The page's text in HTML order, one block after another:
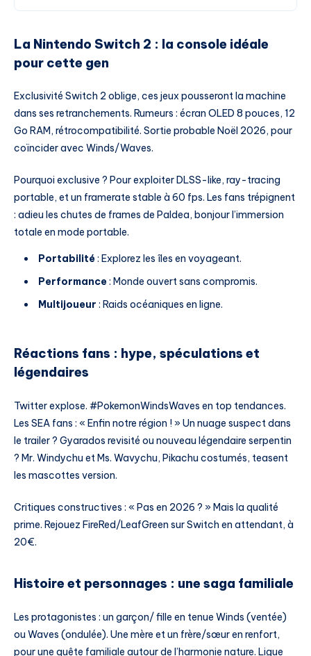
La Nintendo Switch 2 : la console idéale
pour cette gen
Exclusivité Switch 2 oblige, ces jeux pousseront la machine
dans ses retranchements. Rumeurs : écran OLED 8 pouces, 12
Go RAM, rétrocompatibilité. Sortie probable Noël 2026, pour
coïncider avec Winds/Waves.
Pourquoi exclusive ? Pour exploiter DLSS-like, ray-tracing
portable, et un framerate stable à 60 fps. Les fans trépignent
: adieu les chutes de frames de Paldea, bonjour l’immersion
totale en mode portable.
Portabilité: Explorez les îles en voyageant.
Performance: Monde ouvert sans compromis.
Multijoueur : Raids océaniques en ligne.
Réactions fans : hype, spéculations et
légendaires
Twitter explose. #PokemonWindsWaves en top tendances.
Les SEA fans : « Enfin notre région ! » Un nuage suspect dans
le trailer ? Gyarados revisité ou nouveau légendaire serpentin
? Mr. Windychu et Ms. Wavychu, Pikachu costumés, teasent
les mascottes version.
Critiques constructives : « Pas en 2026 ? » Mais la qualité
prime. Rejouez FireRed/LeafGreen sur Switch en attendant, à
20€.
Histoire et personnages : une saga familiale
Les protagonistes : un garçon/ fille en tenue Winds (ventée)
ou Waves (ondulée). Une mère et un frère/sœur en renfort,
pour une quête familiale autour de l’harmonie nature. Ligue